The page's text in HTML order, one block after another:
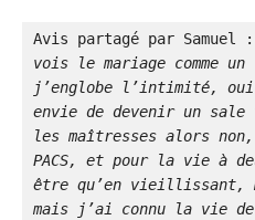
Avis partagé par Samuel :
vois le mariage comme
j’englobe l’intimité,
envie de devenir un
les maîtresses alors
PACS, et pour la vie à
être qu’en vieillissant,
mais j’ai connu la vie